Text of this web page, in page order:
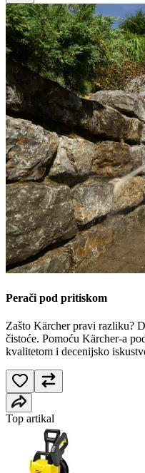
Perači pod pritiskom
Zašto Kärcher pravi razliku?
čistoće. Pomoću Kärcher-a
kvalitetom i decenijsko
Top artikal